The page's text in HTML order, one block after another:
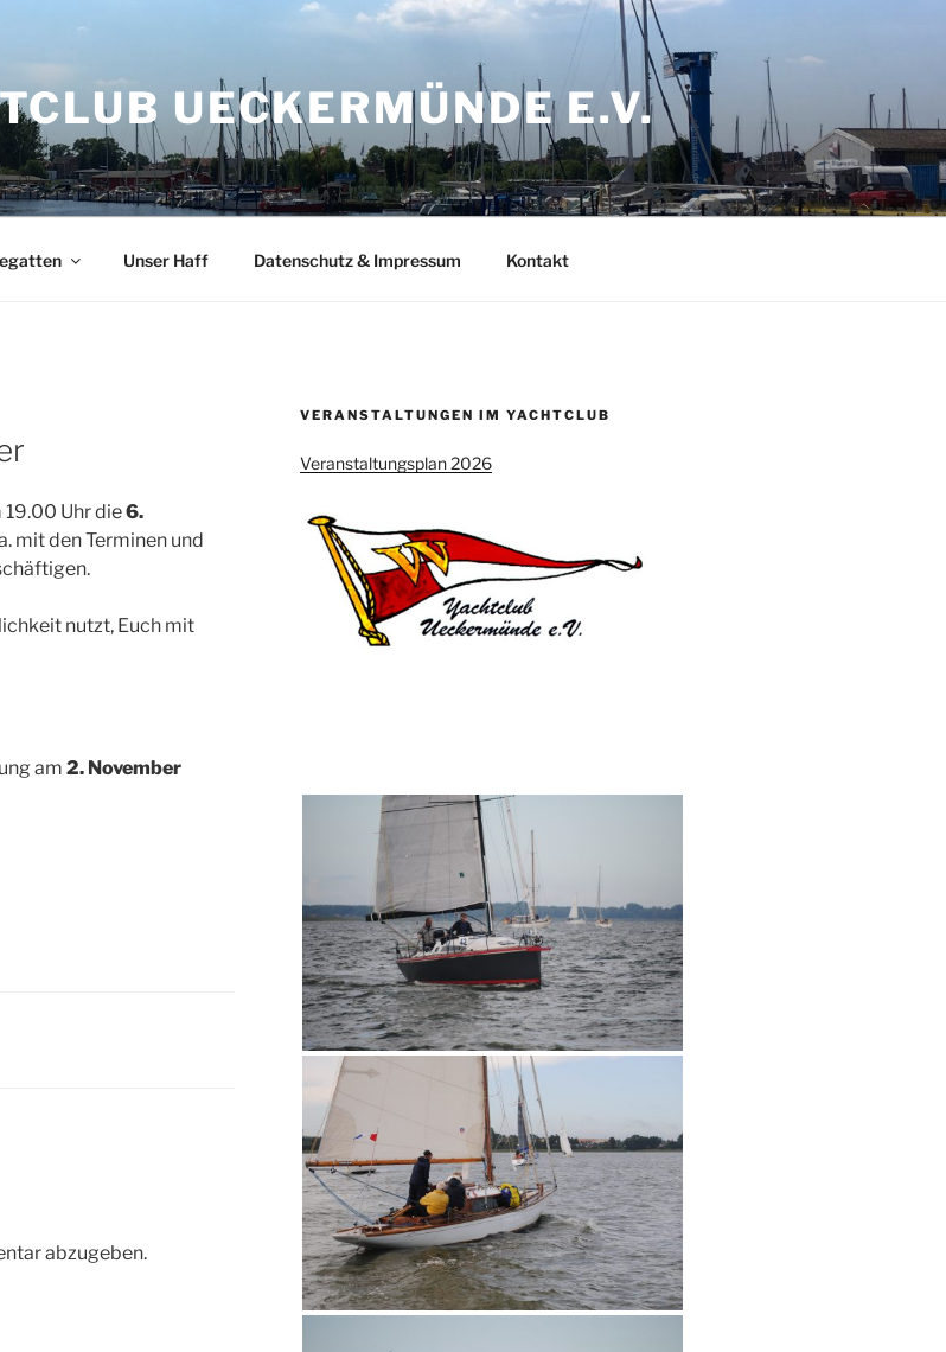
UECKERMÜNDE E.V.
Unser Haff Datenschutz & Impressum Kontakt
19.00 Uhr die6.
mit den Terminen und
nutzt, Euch mit
am 2. November
abzugeben.
VERANSTALTUNGEN IM YACHTCLUB
Veranstaltungsplan 2026